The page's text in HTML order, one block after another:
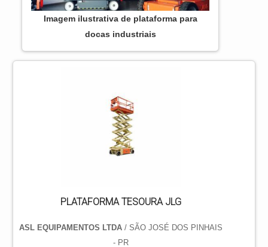
Imagem ilustrativa de plataforma para
docas industriais
PLATAFORMA TESOURA JLG
ASL EQUIPAMENTOS LTDA/ SÃO JOSÉ DOS PINHAIS
- PR